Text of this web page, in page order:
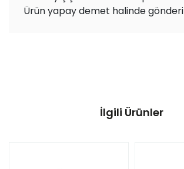
Ürün yapay demet halinde
İlgili Ürünler